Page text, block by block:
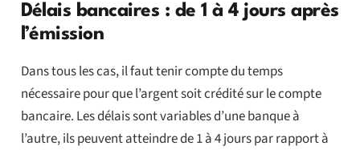
Délais bancaires : de 1 à 4 jours après
l’émission
Dans tous les cas, il faut tenir compte du temps
nécessaire pour que l’argent soit crédité sur le compte
bancaire. Les délais sont variables d’une banque à
l’autre, ils peuvent atteindre de 1 à 4 jours par rapport à